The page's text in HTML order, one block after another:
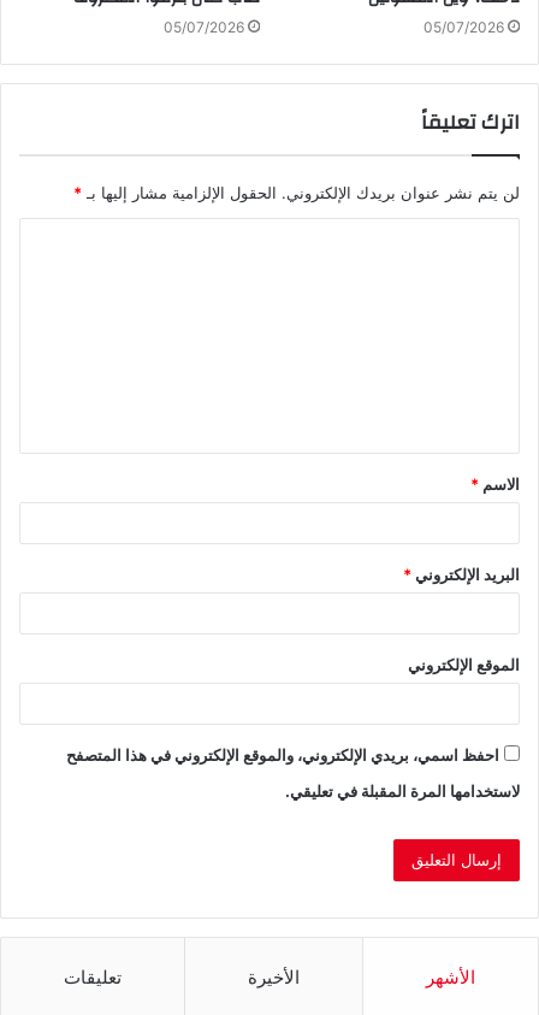
05/07/2026
05/07/2026
اترك تعليقاً
لن يتم نشر عنوان بريدك الإلكتروني. الحقول الإلزامية مشار إليها بـ *
ق
*
الاسم *
البريد الإلكتروني*
الموقع الإلكتروني
احفظ اسمي، بريدي الإلكتروني، والموقع الإلكتروني في هذا المتصفح
لاستخدامها المرة المقبلة في تعليقي.
الأشهر الأخيرة تعليقات